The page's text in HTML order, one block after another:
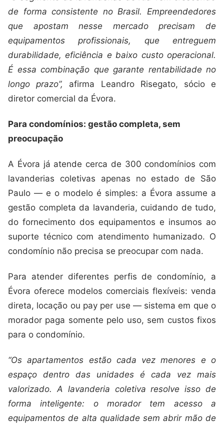
de forma consistente no Brasil. Empreendedores
que apostam nesse mercado precisam de
equipamentos profissionais, que entreguem
durabilidade, eficiência e baixo custo operacional.
É essa combinação que garante rentabilidade no
longo prazo”, afirma Leandro Risegato, sócio e
diretor comercial da Évora.
Para condomínios: gestão completa, sem
preocupação
A Évora já atende cerca de 300 condomínios com
lavanderias coletivas apenas no estado de São
Paulo — e o modelo é simples: a Évora assume a
gestão completa da lavanderia, cuidando de tudo,
do fornecimento dos equipamentos e insumos ao
suporte técnico com atendimento humanizado. O
condomínio não precisa se preocupar com nada.
Para atender diferentes perfis de condomínio, a
Évora oferece modelos comerciais flexíveis: venda
direta, locação ou pay per use — sistema em que o
morador paga somente pelo uso, sem custos fixos
para o condomínio.
“Os apartamentos estão cada vez menores e o
espaço dentro das unidades é cada vez mais
valorizado. A lavanderia coletiva resolve isso de
forma inteligente: o morador tem acesso a
equipamentos de alta qualidade sem abrir mão de